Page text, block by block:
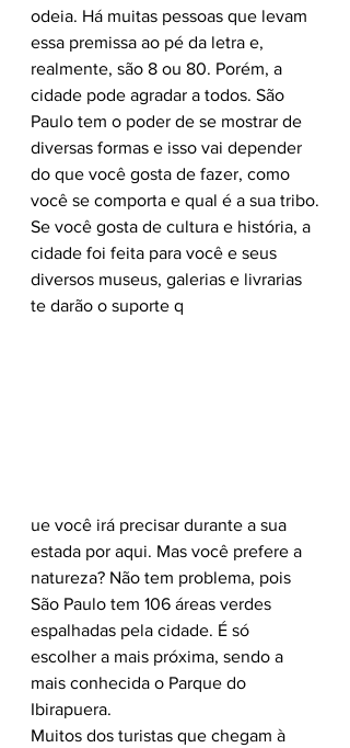
odeia. Há muitas pessoas que levam
essa premissa ao pé da letra e,
realmente, são 8 ou 80. Porém, a
cidade pode agradar a todos. São
Paulo tem o poder de se mostrar de
diversas formas e isso vai depender
do que você gosta de fazer, como
você se comporta e qual é a sua tribo.
Se você gosta de cultura e história, a
cidade foi feita para você e seus
diversos museus, galerias e livrarias
te darão o suporte q
ue você irá precisar durante a sua
estada por aqui. Mas você prefere a
natureza? Não tem problema, pois
São Paulo tem 106 áreas verdes
espalhadas pela cidade. É só
escolher a mais próxima, sendo a
mais conhecida o Parque do
Ibirapuera.
Muitos dos turistas que chegam à